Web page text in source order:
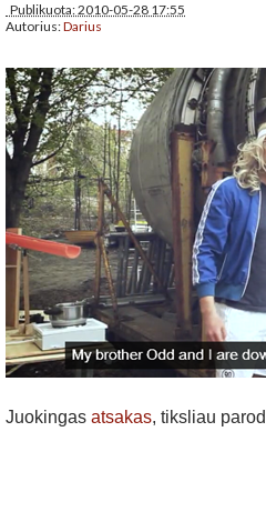
Publikuota: 2010-05-28 17:55
Autorius:Darius
Juokingas atsakas, tiksliau